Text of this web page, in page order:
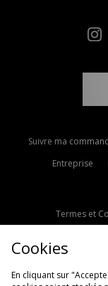
Suivre ma
Entreprise
Termes et
Politique
Cookies
En cliquant sur